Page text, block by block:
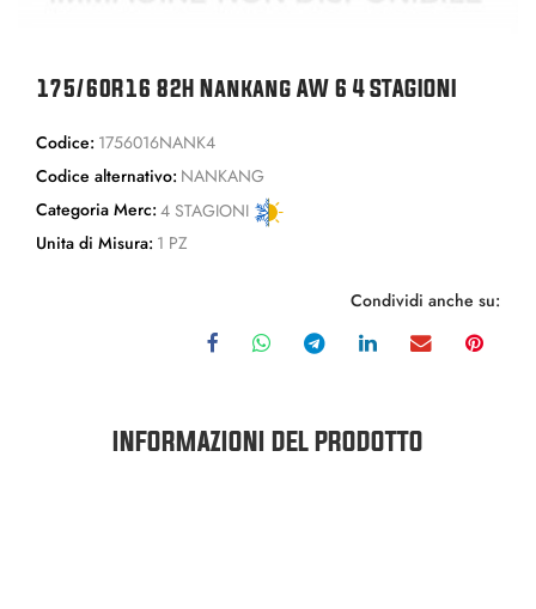
175/60R16 82H Nankang AW 6 4 STAGIONI
Codice: 1756016NANK4
Codice alternativo: NANKANG
Categoria Merc: 4 STAGIONI
Unita di Misura: 1 PZ
Condividi anche su:
INFORMAZIONI DEL PRODOTTO